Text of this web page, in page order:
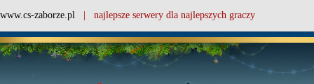
www.cs-zaborze.pl | najlepsze serwery dla najlepszych graczy